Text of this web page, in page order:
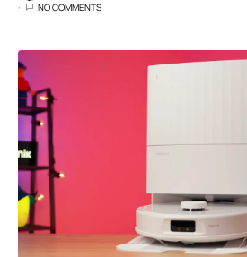
NO COMMENTS